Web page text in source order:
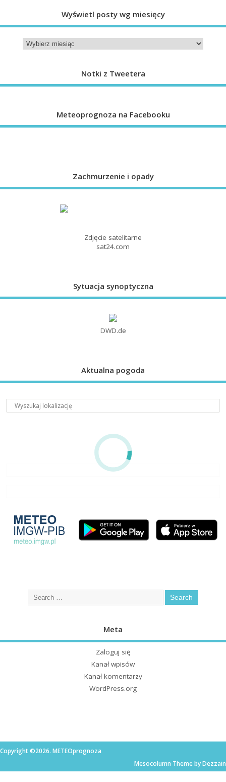
Wyświetl posty wg miesięcy
Notki z Tweetera
Meteoprognoza na Facebooku
Zachmurzenie i opady
Zdjęcie satelitarne
sat24.com
Sytuacja synoptyczna
DWD.de
Aktualna pogoda
Meta
Zaloguj się
Kanał wpisów
Kanał komentarzy
WordPress.org
Copyright ©2026. METEOprognoza
Mesocolumn Theme by Dezzain